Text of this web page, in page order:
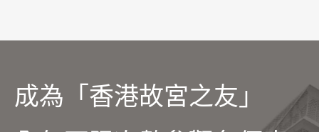
成為「香港故宮之友」